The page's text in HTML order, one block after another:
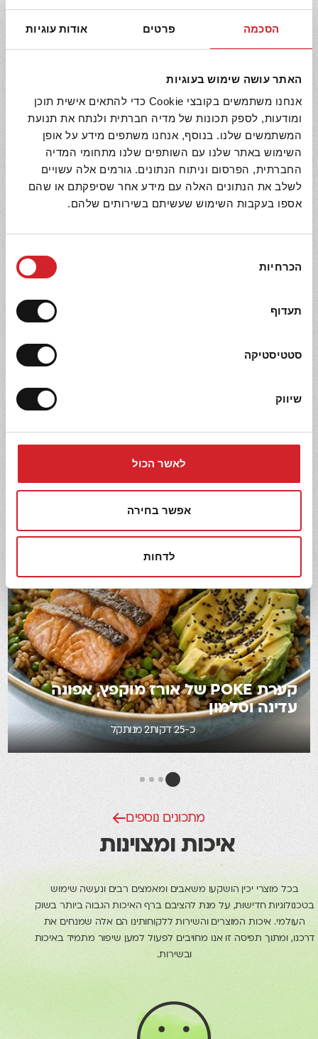
הסכמה פרטים אודות עוגיות
האתר עושה שימוש בעוגיות
אנחנו משתמשים בקובצי Cookie כדי להתאים אישית תוכן
ומודעות, לספק תכונות של מדיה חברתית ולנתח את תנועת
המשתמשים שלנו. בנוסף, אנחנו משתפים מידע על אופן
השימוש באתר שלנו עם השותפים שלנו מתחומי המדיה
החברתית, הפרסום וניתוח הנתונים. גורמים אלה עשויים
לשלב את הנתונים האלה עם מידע אחר שסיפקתם או שהם
אספו בעקבות השימוש שעשיתם בשירותים שלהם.
הסכמה
הכרחיות
תעדוף
סטטיסטיקה
שיווק
לאשר הכול
אפשר בחירה
לדחות
גרעיני תירס מתוק לייט
קערת POKE של אורז מוקפץ, אפונה
עדינה וסלמון
כ-25 דקות 2 מנות קל
מתכונים נוספים
איכות ומצוינות
בכל מוצרי יכין הושקעו משאבים ומאמצים רבים ונעשה שימוש
בטכנולוגיות חדישות, על מנת להציבם ברף האיכות הגבוה ביותר בשוק
העולמי. איכות המוצרים והשירות ללקוחותינו הם אלה שמנחים את
דרכנו, ומתוך תפיסה זו אנו מחויבים לפעול למען שיפור מתמיד באיכות
ובשירות.